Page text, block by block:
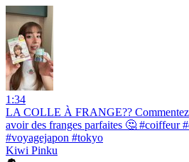
1:34
LA COLLE À FRANGE?? Commentez
avoir des franges parfaites 🤔 #coiffeur
#voyagejapon #tokyo
Kiwi Pinku